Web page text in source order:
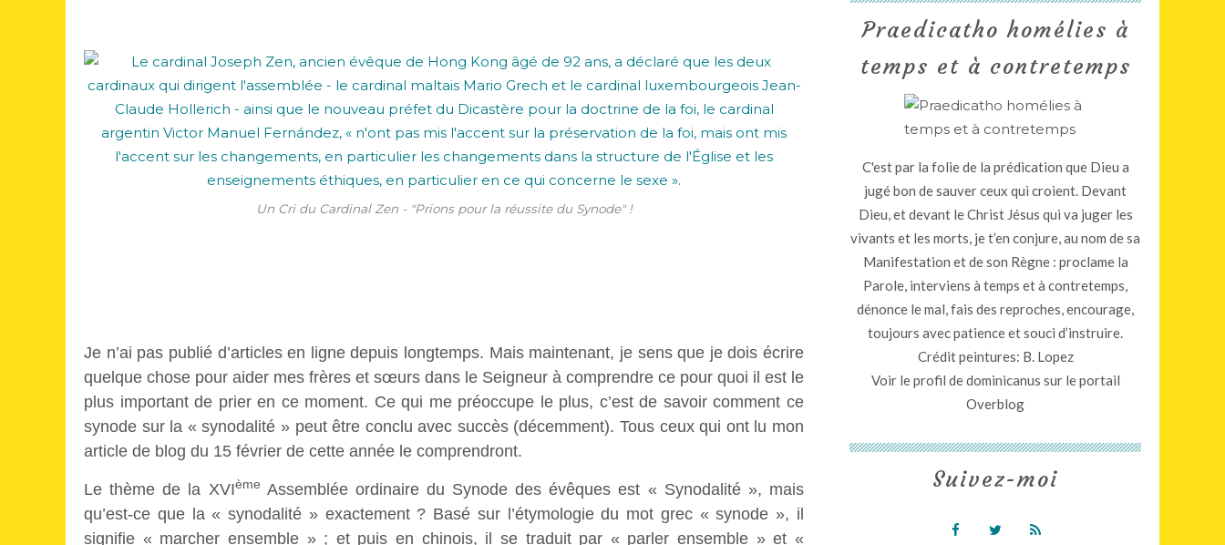
Un Cri du Cardinal Zen - "Prions pour la réussite du Synode" !
Je n’ai pas publié d’articles en ligne depuis longtemps. Mais maintenant, je sens que je dois écrire
quelque chose pour aider mes frères et sœurs dans le Seigneur à comprendre ce pour quoi il est le
plus important de prier en ce moment. Ce qui me préoccupe le plus, c’est de savoir comment ce
synode sur la « synodalité » peut être conclu avec succès (décemment). Tous ceux qui ont lu mon
article de blog du 15 février de cette année le comprendront.
Le thème de la XVIème Assemblée ordinaire du Synode des évêques est « Synodalité », mais
qu’est-ce que la « synodalité » exactement ? Basé sur l’étymologie du mot grec « synode », il
signifie « marcher ensemble » ; et puis en chinois, il se traduit par « parler ensemble » et «
Praedicatho homélies à
temps et à contretemps
C'est par la folie de la prédication que Dieu a
jugé bon de sauver ceux qui croient. Devant
Dieu, et devant le Christ Jésus qui va juger les
vivants et les morts, je t’en conjure, au nom de sa
Manifestation et de son Règne : proclame la
Parole, interviens à temps et à contretemps,
dénonce le mal, fais des reproches, encourage,
toujours avec patience et souci d’instruire.
Crédit peintures: B. Lopez
Voir le profil dedominicanus sur le portail
Overblog
Suivez-moi